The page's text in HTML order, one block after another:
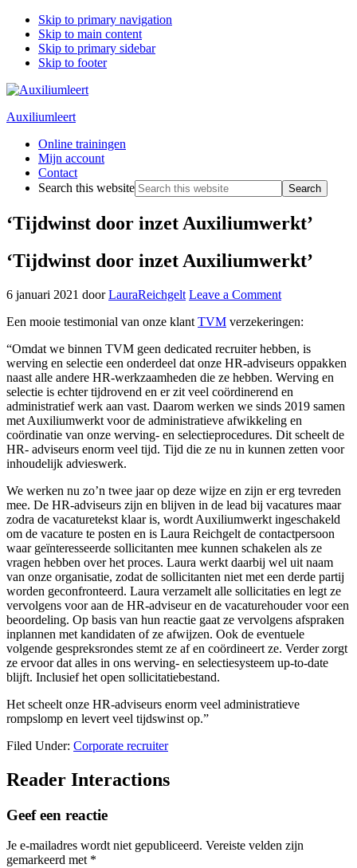
Skip to primary navigation
Skip to main content
Skip to primary sidebar
Skip to footer
Auxiliumleert
Online trainingen
Mijn account
Contact
Search this website
‘Tijdwinst door inzet Auxiliumwerkt’
‘Tijdwinst door inzet Auxiliumwerkt’
6 januari 2021 doorLauraReichgelt Leave a Comment
Een mooie testimonial van onze klant TVM verzekeringen:
“Omdat we binnen TVM geen dedicated recruiter hebben, is
werving en selectie een onderdeel dat onze HR-adviseurs oppakken
naast alle andere HR-werkzaamheden die ze hebben. Werving en
selectie is echter tijdrovend en er zit veel coördinerend en
administratief werk aan vast. Daarom werken we sinds 2019 samen
met Auxiliumwerkt voor de administratieve afwikkeling en
coördinatie van onze werving- en selectieprocedures. Dit scheelt de
HR- adviseurs enorm veel tijd. Tijd die ze nu in kunnen zetten voor
inhoudelijk advieswerk.
We werken nu zo’n twee jaar op deze wijze en zijn er erg tevreden
mee. De HR-adviseurs zijn en blijven in de lead bij vacatures maar
zodra de vacaturetekst klaar is, wordt Auxiliumwerkt ingeschakeld
om de vacature te posten en is Laura Reichgelt de contactpersoon
waar geïnteresseerde sollicitanten mee kunnen schakelen als ze
vragen hebben over het proces. Laura werkt daarbij wel uit naam
van onze organisatie, zodat de sollicitanten niet met een derde partij
worden geconfronteerd. Laura verzamelt alle sollicitaties en legt ze
vervolgens voor aan de HR-adviseur en de vacaturehouder voor een
beoordeling. Op basis van hun reactie gaat ze vervolgens afspraken
inplannen met kandidaten of ze afwijzen. Ook de eventuele
volgende gespreksrondes stemt ze af en coördineert ze. Verder zorgt
ze ervoor dat alles in ons werving- en selectiesysteem up-to-date
blijft. Inclusief het open sollicitatiebestand.
Het scheelt onze HR-adviseurs enorm veel administratieve
rompslomp en levert veel tijdswinst op.”
Filed Under: Corporate recruiter
Reader Interactions
Geef een reactie
Je e-mailadres wordt niet gepubliceerd. Vereiste velden zijn
gemarkeerd met *